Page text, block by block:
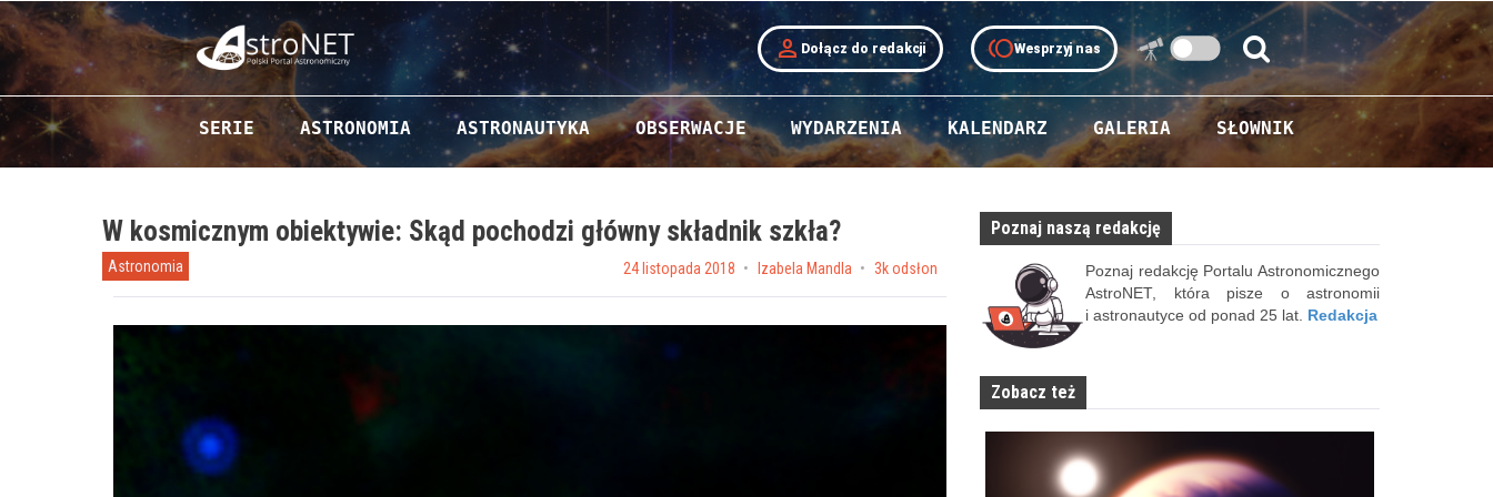
person Dołącz do redakcji tollWesprzyj nas
Szukaj:
Szukaj
Przejdź do zawartości
SERIE ASTRONOMIA ASTRONAUTYKA OBSERWACJE WYDARZENIA KALENDARZ GALERIA SŁOWNIK
W kosmicznym obiektywie: Skąd pochodzi główny składnik szkła?
Astronomia Posted on
24 listopada 2018 by Izabela Mandla 3k odsłon
Poznaj naszą redakcję
Poznaj redakcję Portalu Astronomicznego
AstroNET, która pisze o astronomii
i astronautyce od ponad 25 lat. Redakcja
Zobacz też